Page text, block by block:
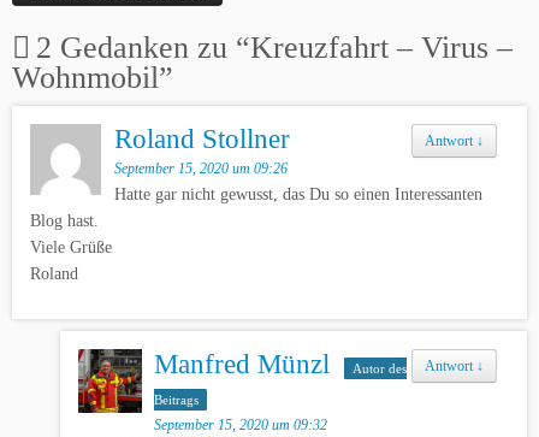
2 Gedanken zu “Kreuzfahrt – Virus –
Wohnmobil”
Antwort ↓
Roland Stollner
September 15, 2020 um 09:26
Hatte gar nicht gewusst, das Du so einen Interessanten
Blog hast.
Viele Grüße
Roland
Antwort ↓
Manfred Münzl Autor des
Beitrags
September 15, 2020 um 09:32